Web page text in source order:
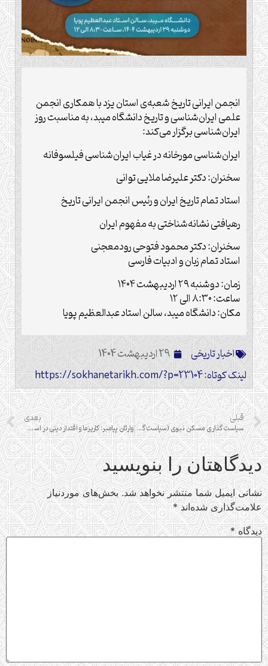
انجمن ایرانی تاریخ شعبه‌ی استان یزد با همکاری انجمن
علمی ایران‌شناسی و تاریخ دانشگاه میبد، به مناسبت روز
ایران‌شناسی برگزار می‌کند:
ایران‌شناسی مورخانه در غیاب ایران‌شناسی فیلسوفانه
سخنران: دکتر علیرضا ملایی توانی
استاد تمام تاریخ ایران و رئیس انجمن ایرانی تاریخ
رهیافتی نشانه‌شناختی به مفهوم ایران
سخنران: دکتر محمود فتوحی رودمعجنی
استاد تمام زبان و ادبیات فارسی
زمان: دوشنبه ۲۹ اردیبهشت ۱۴۰۴
ساعت: ۸:۳۰ الی ۱۲
مکان: دانشگاه میبد، سالن استاد عبدالعظیم پویا
اخبار تاریخی
29 اردیبهشت 1404
لینک کوتاه: https://sokhanetarikh.com/?p=23104
قبلی
سیاست گذاری مسکن نبوی (سیاست گذاری رسول خدا ص در حوزه مسکن) و دلالت های آن برای حل مشکل مسکن در ایران
بعدی
وارثان پیامبر: کاریزما و اقتدار دینی در اسلام شیعی
دیدگاهتان را بنویسید
نشانی ایمیل شما منتشر نخواهد شد. بخش‌های موردنیاز
علامت‌گذاری شده‌اند*
دیدگاه *